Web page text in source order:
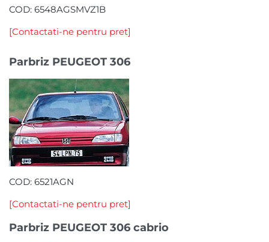
COD: 6548AGSMVZ1B
[Contactati-ne pentru pret]
Parbriz PEUGEOT 306
COD: 6521AGN
[Contactati-ne pentru pret]
Parbriz PEUGEOT 306 cabrio